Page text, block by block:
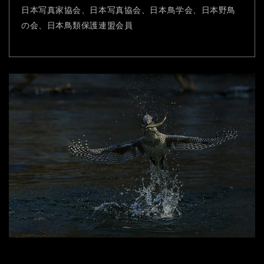
日本写真家協会、日本写真協会、日本鳥学会、日本野鳥
の会、日本鳥類保護連盟会員